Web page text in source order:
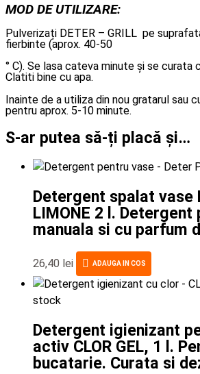
MOD DE UTILIZARE:
Pulverizați DETER – GRILL pe
fierbinte (aprox. 40-50
° C). Se lasa cateva minute și se curata
Clatiti bine cu apa.
Inainte de a utiliza din nou gratarul sau
pentru aprox. 5-10 minute.
S-ar putea să-ți placă și…
Detergent spalat vase
LIMONE 2 l.
manuala si cu parfum
26,40 lei ADAUGA IN COS
stock
Detergent igienizant
activ CLOR GEL, 1 l.
bucatarie. Curata si